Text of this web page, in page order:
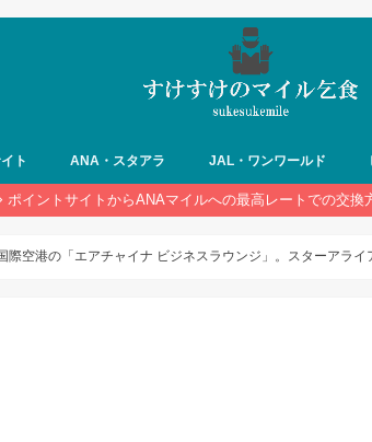
ト ANA・スタアラ JAL・ワンワールド
ポイントサイトからANAマイルへの最高レートでの交換
際空港の「エアチャイナ ビジネスラウンジ」。スターアライ